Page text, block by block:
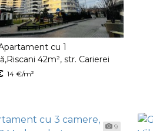
cu 1
42m², str. Carierei
14 €/m²
9